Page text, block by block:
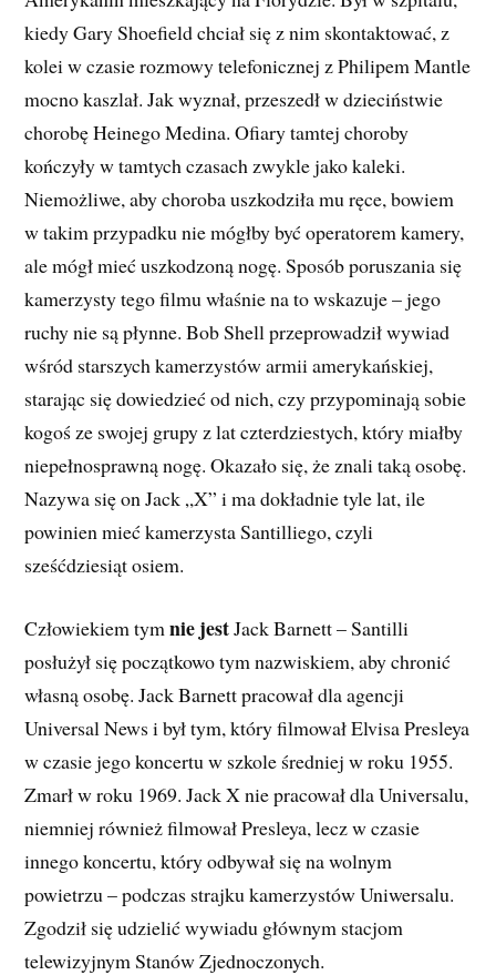
kiedy Gary Shoefield chciał się z nim skontaktować, z
kolei w czasie rozmowy telefonicznej z Philipem Mantle
mocno kaszlał. Jak wyznał, przeszedł w dzieciństwie
chorobę Heinego Medina. Ofiary tamtej choroby
kończyły w tamtych czasach zwykle jako kaleki.
Niemożliwe, aby choroba uszkodziła mu ręce, bowiem
w takim przypadku nie mógłby być operatorem kamery,
ale mógł mieć uszkodzoną nogę. Sposób poruszania się
kamerzysty tego filmu właśnie na to wskazuje – jego
ruchy nie są płynne. Bob Shell przeprowadził wywiad
wśród starszych kamerzystów armii amerykańskiej,
starając się dowiedzieć od nich, czy przypominają sobie
kogoś ze swojej grupy z lat czterdziestych, który miałby
niepełnosprawną nogę. Okazało się, że znali taką osobę.
Nazywa się on Jack „X” i ma dokładnie tyle lat, ile
powinien mieć kamerzysta Santilliego, czyli
sześćdziesiąt osiem.
Człowiekiem tymnie jestJack Barnett – Santilli
posłużył się początkowo tym nazwiskiem, aby chronić
własną osobę. Jack Barnett pracował dla agencji
Universal News i był tym, który filmował Elvisa Presleya
w czasie jego koncertu w szkole średniej w roku 1955.
Zmarł w roku 1969. Jack X nie pracował dla Universalu,
niemniej również filmował Presleya, lecz w czasie
innego koncertu, który odbywał się na wolnym
powietrzu – podczas strajku kamerzystów Uniwersalu.
Zgodził się udzielić wywiadu głównym stacjom
telewizyjnym Stanów Zjednoczonych.